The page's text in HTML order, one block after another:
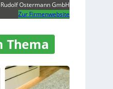
Rudolf Ostermann GmbH
Zur Firmenwebsite
Thema